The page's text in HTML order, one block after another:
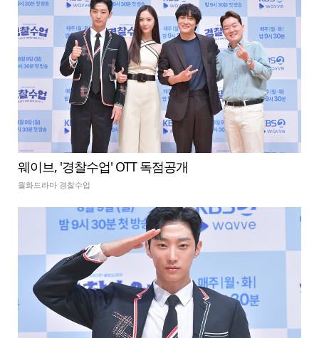
웨이브, '경찰수업' OTT 독점공개
월화드라마 경찰수업